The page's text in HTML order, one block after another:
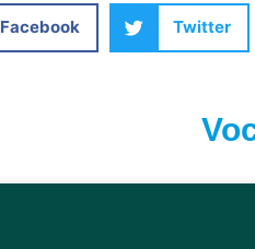
Facebook Twitter